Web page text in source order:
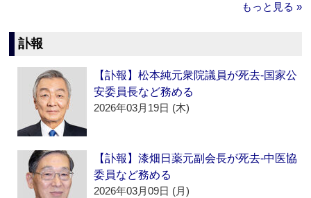
もっと見る »
訃報
【訃報】松本純元衆院議員が死去‐国家公
安委員長など務める
2026年03月19日 (木)
【訃報】漆畑日薬元副会長が死去‐中医協
委員など務める
2026年03月09日 (月)